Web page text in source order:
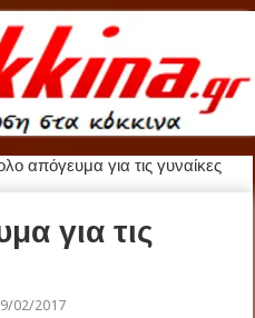
απόγευμα για τις γυναίκες
για τις
02/2017